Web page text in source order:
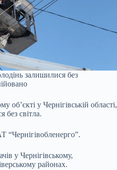
залишилися без
об’єкті у Чернігівській області,
без світла.
“Чернігівобленерго”.
у Чернігівському,
районах.